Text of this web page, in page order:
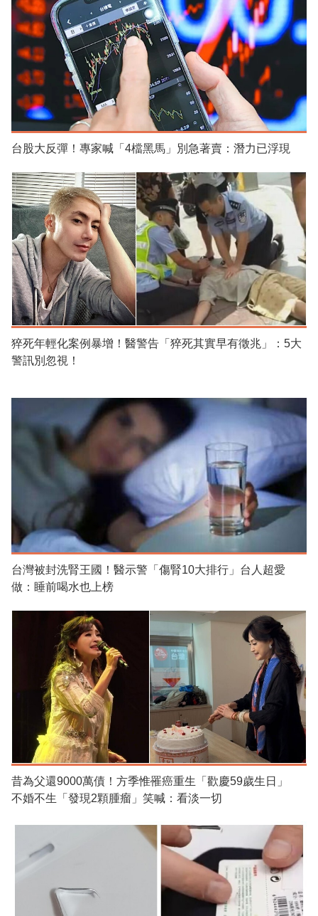
台股大反彈！專家喊「4檔黑馬」別急著賣：潛力已浮現
猝死年輕化案例暴增！醫警告「猝死其實早有徵兆」：5大
警訊別忽視！
台灣被封洗腎王國！醫示警「傷腎10大排行」台人超愛
做：睡前喝水也上榜
昔為父還9000萬債！方季惟罹癌重生「歡慶59歲生日」
不婚不生「發現2顆腫瘤」笑喊：看淡一切